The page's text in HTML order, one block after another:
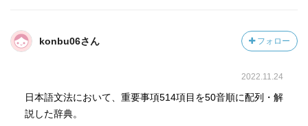
konbu06さん フォロー
2022.11.24
日本語文法において、重要事項514項目を50音順に配列・解
説した辞典。